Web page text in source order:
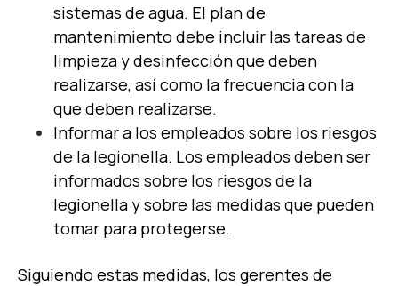
sistemas de agua. El plan de
mantenimiento debe incluir las tareas de
limpieza y desinfección que deben
realizarse, así como la frecuencia con la
que deben realizarse.
Informar a los empleados sobre los riesgos
de la legionella. Los empleados deben ser
informados sobre los riesgos de la
legionella y sobre las medidas que pueden
tomar para protegerse.
Siguiendo estas medidas, los gerentes de